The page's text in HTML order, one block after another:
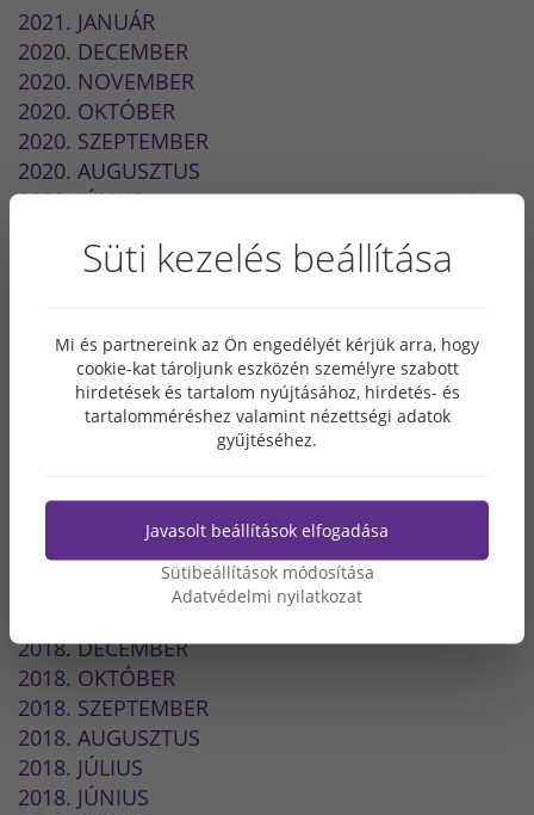
2021. JANUÁR
2020. DECEMBER
2020. NOVEMBER
2020. OKTÓBER
2020. SZEPTEMBER
2020. AUGUSZTUS
2020. JÚLIUS
2020. MÁJUS
2020. FEBRUÁR
2020. JANUÁR
2019. NOVEMBER
2019. JÚNIUS
2019. ÁPRILIS
2019. FEBRUÁR
2018. DECEMBER
2018. OKTÓBER
2018. SZEPTEMBER
2018. AUGUSZTUS
2018. JÚLIUS
2018. JÚNIUS
Süti kezelés beállítása
Mi és partnereink az Ön engedélyét kérjük arra, hogy
cookie-kat tároljunk eszközén személyre szabott
hirdetések és tartalom nyújtásához, hirdetés- és
tartalomméréshez valamint nézettségi adatok
gyűjtéséhez.
Javasolt beállítások elfogadása
Sütibeállítások módosítása
Adatvédelmi nyilatkozat